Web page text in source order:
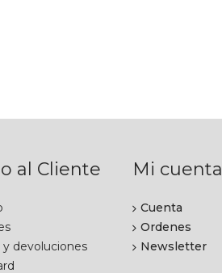
al Cliente
y devoluciones
Mi cuenta
Cuenta
Ordenes
Newsletter